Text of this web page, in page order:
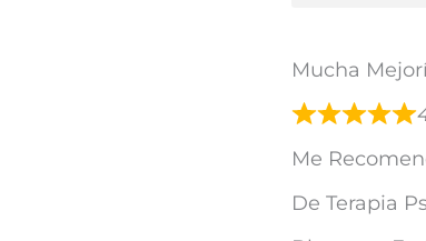
Mucha
Me
De Terapia